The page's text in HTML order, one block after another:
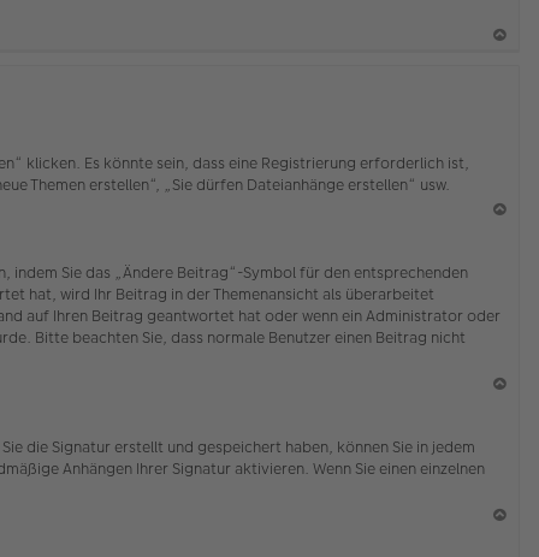
b
klicken. Es könnte sein, dass eine Registrierung erforderlich ist,
Themen erstellen“, „Sie dürfen Dateianhänge erstellen“ usw.
b
Sie das „Ändere Beitrag“-Symbol für den entsprechenden
hat, wird Ihr Beitrag in der Themenansicht als überarbeitet
auf Ihren Beitrag geantwortet hat oder wenn ein Administrator oder
Bitte beachten Sie, dass normale Benutzer einen Beitrag nicht
en
die Signatur erstellt und gespeichert haben, können Sie in jedem
Anhängen Ihrer Signatur aktivieren. Wenn Sie einen einzelnen